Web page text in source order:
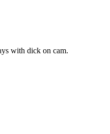
with dick on cam.